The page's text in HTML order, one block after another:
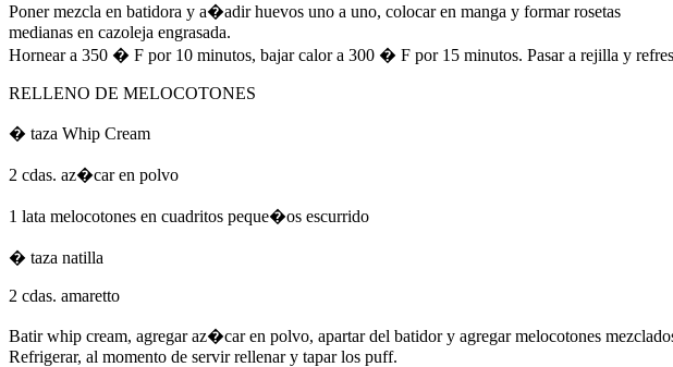
Poner mezcla en batidora y a�adir huevos uno a uno, colocar en manga y formar rosetas
medianas en cazoleja engrasada.
Hornear a 350 � F por 10 minutos, bajar calor a 300 � F por 15 minutos. Pasar a rejilla y
RELLENO DE MELOCOTONES
� taza Whip Cream
2 cdas. az�car en polvo
1 lata melocotones en cuadritos peque�os escurrido
� taza natilla
2 cdas. amaretto
Batir whip cream, agregar az�car en polvo, apartar del batidor y agregar melocotones
Refrigerar, al momento de servir rellenar y tapar los puff.